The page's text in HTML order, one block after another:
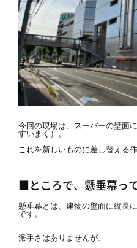
今回の現場は、スーパーの壁面
すいまく）。
これを新しいものに差し替える作
■ところで、懸垂幕っ
懸垂幕とは、建物の壁面に縦長
です。
派手さはありませんが、